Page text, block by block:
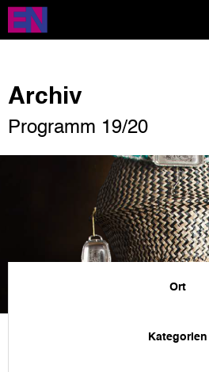
Direkt
zum
Inhalt
Archiv
Programm 19/20
Ort
Kategorien